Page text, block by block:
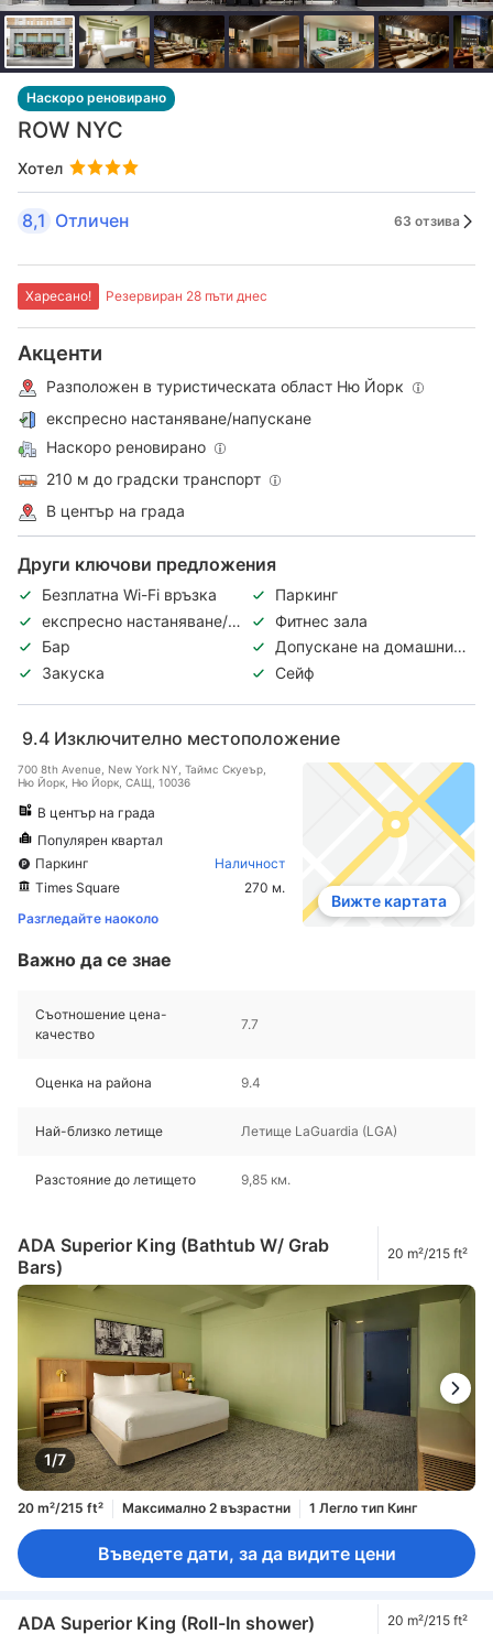
Наскоро реновирано
ROW NYC
Хотел
8,1 Отличен 63 отзива
Харесано! Резервиран 28 пъти днес
Акценти
Разположен в туристическата област Ню Йорк
експресно настаняване/напускане
Наскоро реновирано
210 м до градски транспорт
В център на града
Други ключови предложения
Безплатна Wi-Fi връзка
Паркинг
експресно настаняване/
напускане
Фитнес зала
Бар
Допускане на домашни
любимци
Закуска Сейф
9.4 Изключително местоположение
700 8th Avenue, New York NY, Таймс Скуеър,
Ню Йорк, Ню Йорк, САЩ, 10036
В център на града
Популярен квартал
Паркинг
Наличност
Times Square
270 м.
Разгледайте наоколо
Вижте картата
Важно да се знае
Съотношение цена-
качество
7.7
Оценка на района 9.4
Най-близко летище Летище LaGuardia (LGA)
Разстояние до летището 9,85 км.
ADA Superior King (Bathtub W/ Grab
Bars)
20 m²/215 ft²
1/7
20 m²/215 ft² Максимално 2 възрастни 1 Легло тип Кинг
Въведете дати, за да видите цени
ADA Superior King (Roll-In shower) 20 m²/215 ft²